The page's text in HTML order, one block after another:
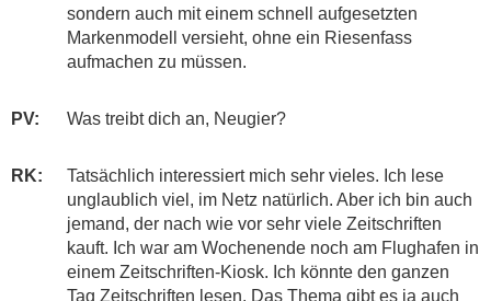
sondern auch mit einem schnell aufgesetzten
Markenmodell versieht, ohne ein Riesenfass
aufmachen zu müssen.
PV: Was treibt dich an, Neugier?
RK:
Tatsächlich interessiert mich sehr vieles. Ich lese
unglaublich viel, im Netz natürlich. Aber ich bin auch
jemand, der nach wie vor sehr viele Zeitschriften
kauft. Ich war am Wochenende noch am Flughafen in
einem Zeitschriften-Kiosk. Ich könnte den ganzen
Tag Zeitschriften lesen. Das Thema gibt es ja auch